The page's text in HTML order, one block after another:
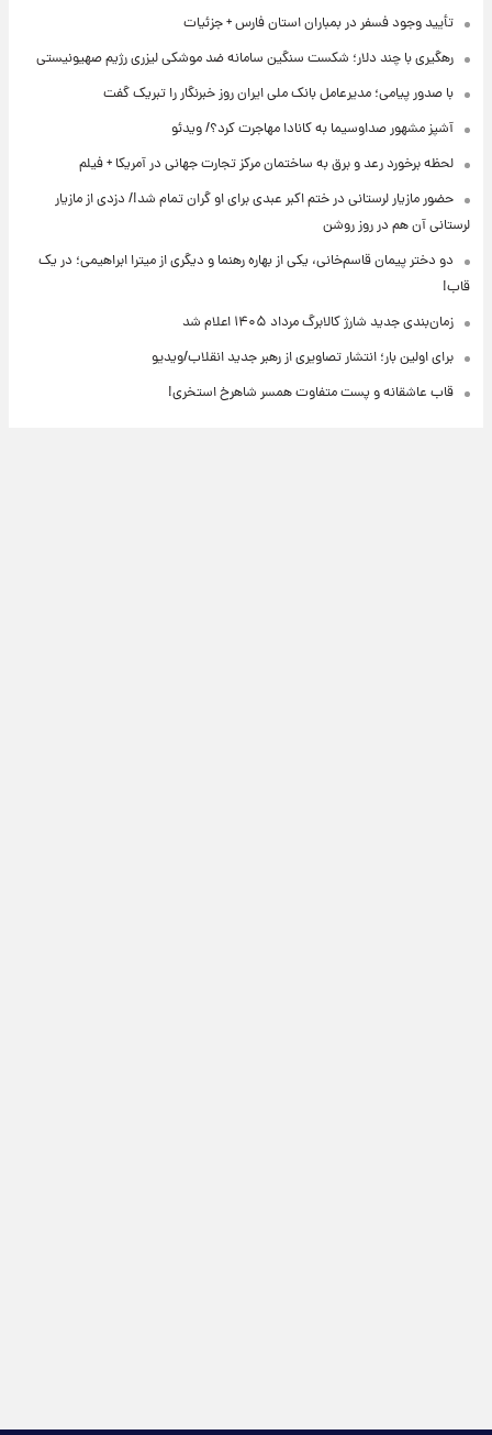
تأیید وجود فسفر در بمباران استان فارس + جزئیات
رهگیری با چند دلار؛ شکست سنگین سامانه ضد موشکی لیزری رژیم صهیونیستی
با صدور پیامی؛ مدیرعامل بانک ملی ایران روز خبرنگار را تبریک گفت
آشپز مشهور صداوسیما به کانادا مهاجرت کرد؟/ ویدئو
لحظه برخورد رعد و برق به ساختمان مرکز تجارت جهانی در آمریکا + فیلم
حضور مازیار لرستانی در ختم اکبر عبدی برای او گران تمام شد!/ دزدی از مازیار
لرستانی آن هم در روز روشن
دو دختر پیمان قاسم‌خانی، یکی از بهاره رهنما و دیگری از میترا ابراهیمی؛ در یک
قاب!
زمان‌بندی جدید شارژ کالابرگ مرداد ۱۴۰۵ اعلام شد
برای اولین بار؛ انتشار تصاویری از رهبر جدید انقلاب/ویدیو
قاب عاشقانه و پست متفاوت همسر شاهرخ استخری!